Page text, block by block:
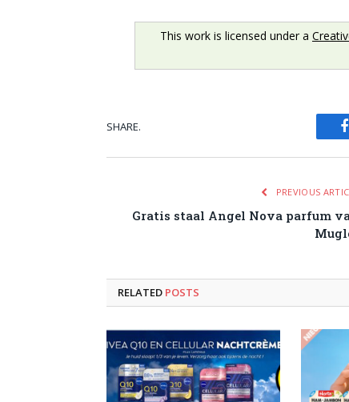
This work is licensed under a
SHARE.
PREVIOUS
Gratis staal Angel Nova parfum
RELATED POSTS